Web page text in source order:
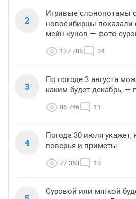
2
Игривые слонопотамы
новосибирцы показали
мейн-кунов — фото
137 788 34
3
По погоде 3 августа
каким будет декабрь, —
86 746 11
4
Погода 30 июля укажет,
поверья и приметы
77 353 13
Суровой или мягкой